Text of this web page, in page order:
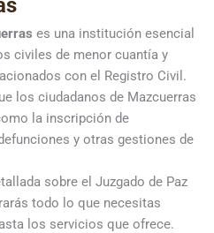
es una institución esencial
civiles de menor cuantía y
con el Registro Civil.
los ciudadanos de Mazcuerras
la inscripción de
y otras gestiones de
sobre el Juzgado de Paz
todo lo que necesitas
los servicios que ofrece.